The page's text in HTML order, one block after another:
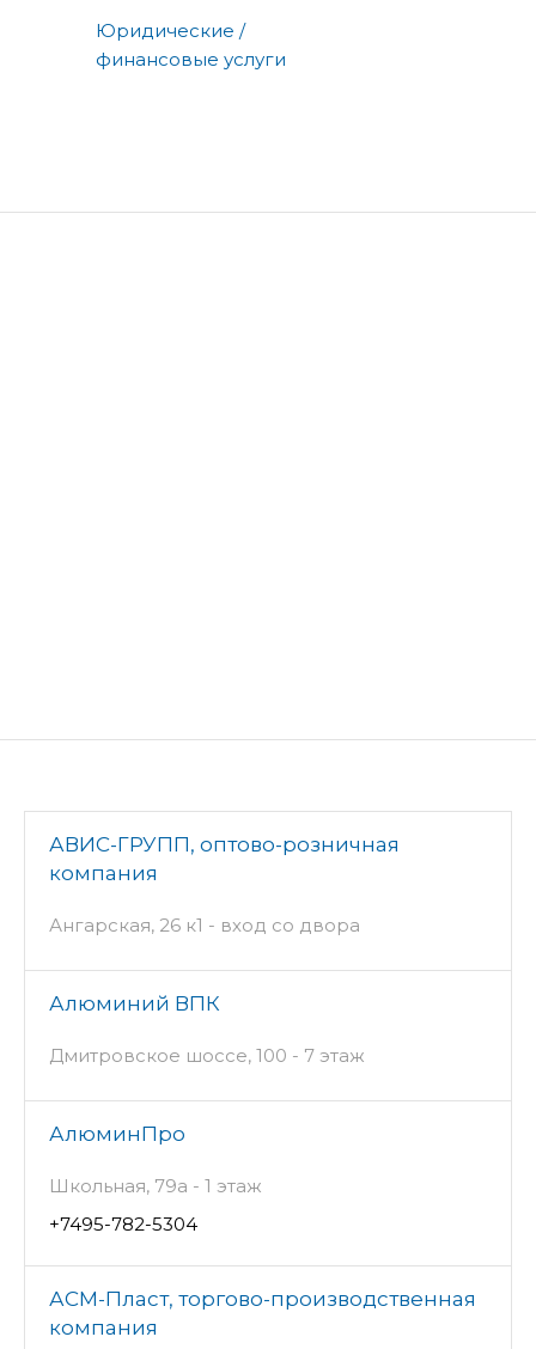
Юридические /
финансовые услуги
АВИС-ГРУПП, оптово-розничная
компания
Ангарская, 26 к1 - вход со двора
Алюминий ВПК
Дмитровское шоссе, 100 - 7 этаж
АлюминПро
Школьная, 79а - 1 этаж
+7495-782-5304
АСМ-Пласт, торгово-производственная
компания